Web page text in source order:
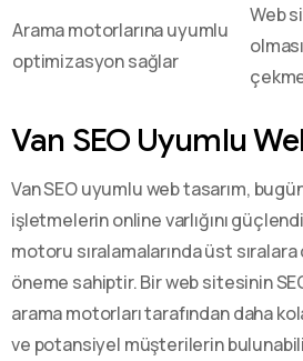
Arama motorlarına uyumlu
optimizasyon sağlar
Web
Van SEO Uyumlu
Van SEO uyumlu web tasarım,
işletmelerin online varlığını
motoru sıralamalarında üst
öneme sahiptir. Bir web sitesinin
arama motorları tarafından daha
ve potansiyel müşterilerin